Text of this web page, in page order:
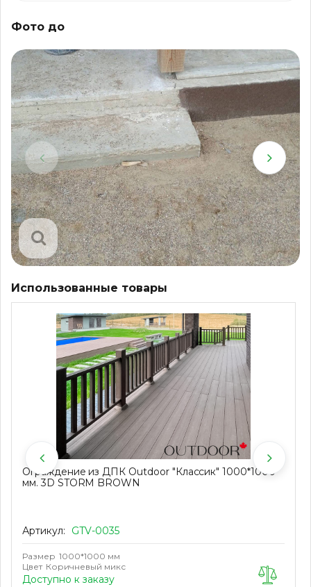
Фото до
Использованные товары
Ограждение из ДПК Outdoor "Классик" 1000*1000
мм. 3D STORM BROWN
Артикул: GTV-0035
Размер 1000*1000 мм
Цвет Коричневый микс
Доступно к заказу